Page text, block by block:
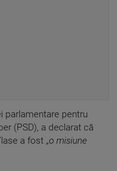
parlamentare pentru
(PSD), a declarat că
a fost „o misiune